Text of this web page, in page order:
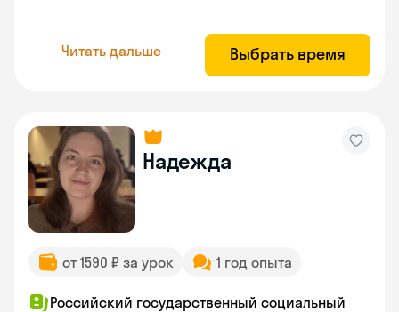
Читать дальше Выбрать время
Надежда
от 1590 ₽ за урок 1 год опыта
Российский государственный социальный